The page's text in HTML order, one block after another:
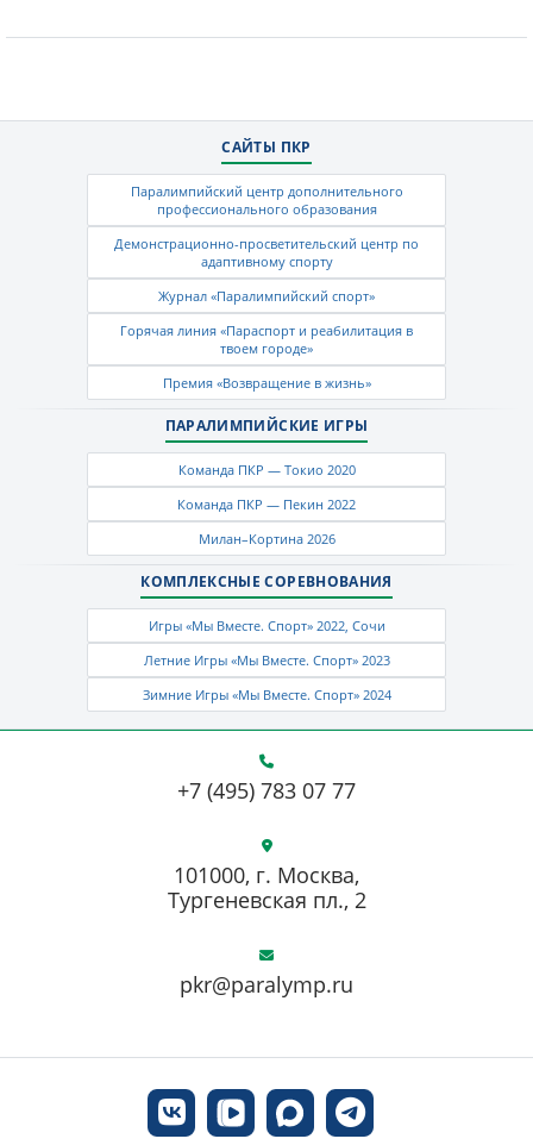
САЙТЫ ПКР
Паралимпийский центр дополнительного
профессионального образования
Демонстрационно-просветительский центр по
адаптивному спорту
Журнал «Паралимпийский спорт»
Горячая линия «Параспорт и реабилитация в
твоем городе»
Премия «Возвращение в жизнь»
ПАРАЛИМПИЙСКИЕ ИГРЫ
Команда ПКР — Токио 2020
Команда ПКР — Пекин 2022
Милан–Кортина 2026
КОМПЛЕКСНЫЕ СОРЕВНОВАНИЯ
Игры «Мы Вместе. Спорт» 2022, Сочи
Летние Игры «Мы Вместе. Спорт» 2023
Зимние Игры «Мы Вместе. Спорт» 2024
+7 (495) 783 07 77
pkr@paralymp.ru
101000, г. Москва,
Тургеневская пл., 2